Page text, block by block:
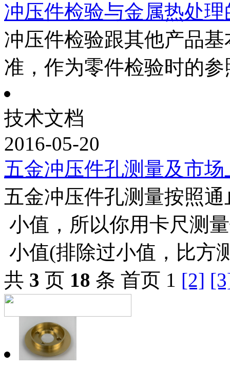
冲压件检验与金属热处理
冲压件检验跟其他产品
准，作为零件检验时的参
技术文档
2016-05-20
五金冲压件孔测量及市场
五金冲压件孔测量按照
小值，所以你用卡尺测
小值(排除过小值，比方
共 3 页 18 条 首页 1 [2]